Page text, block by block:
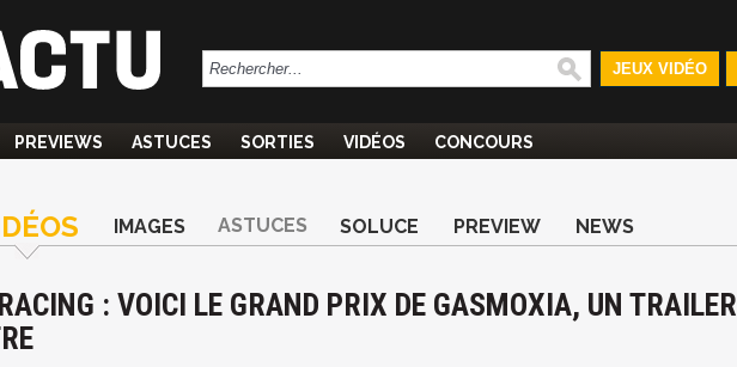
JEUX VIDÉO
PREVIEWS ASTUCES SORTIES VIDÉOS CONCOURS
IMAGES ASTUCES SOLUCE PREVIEW NEWS
: VOICI LE GRAND PRIX DE GASMOXIA, UN TRAILER